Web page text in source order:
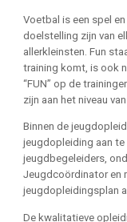
Voetbal is een spel
doelstelling zijn van
allerkleinsten. Fun
training komt, is ook
“FUN” op de
zijn aan het niveau
Binnen de
jeugdopleiding aan
jeugdbegeleiders,
Jeugdcoördinator en
jeugdopleidingsplan
De kwalitatieve